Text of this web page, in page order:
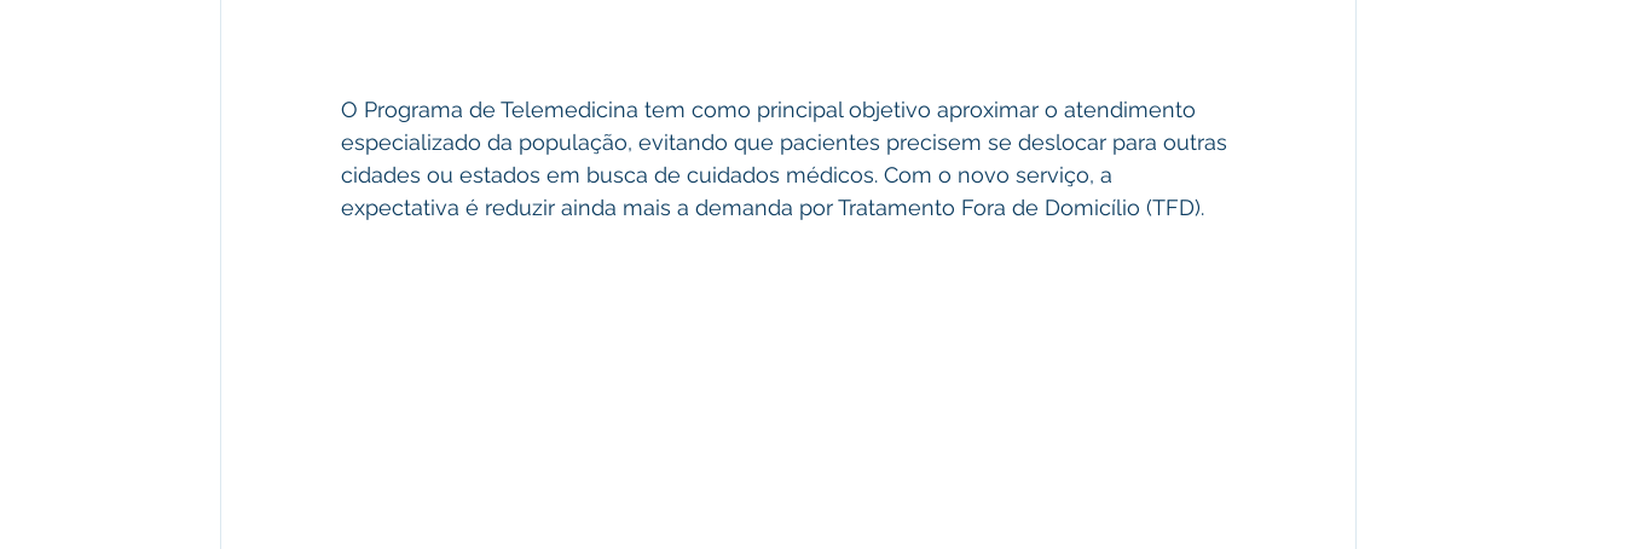
O Programa de Telemedicina tem como principal objetivo aproximar o atendimento
especializado da população, evitando que pacientes precisem se deslocar para outras
cidades ou estados em busca de cuidados médicos. Com o novo serviço, a
expectativa é reduzir ainda mais a demanda por Tratamento Fora de Domicílio (TFD).